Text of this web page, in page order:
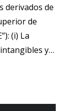
derivados de
de
(i) La
y…